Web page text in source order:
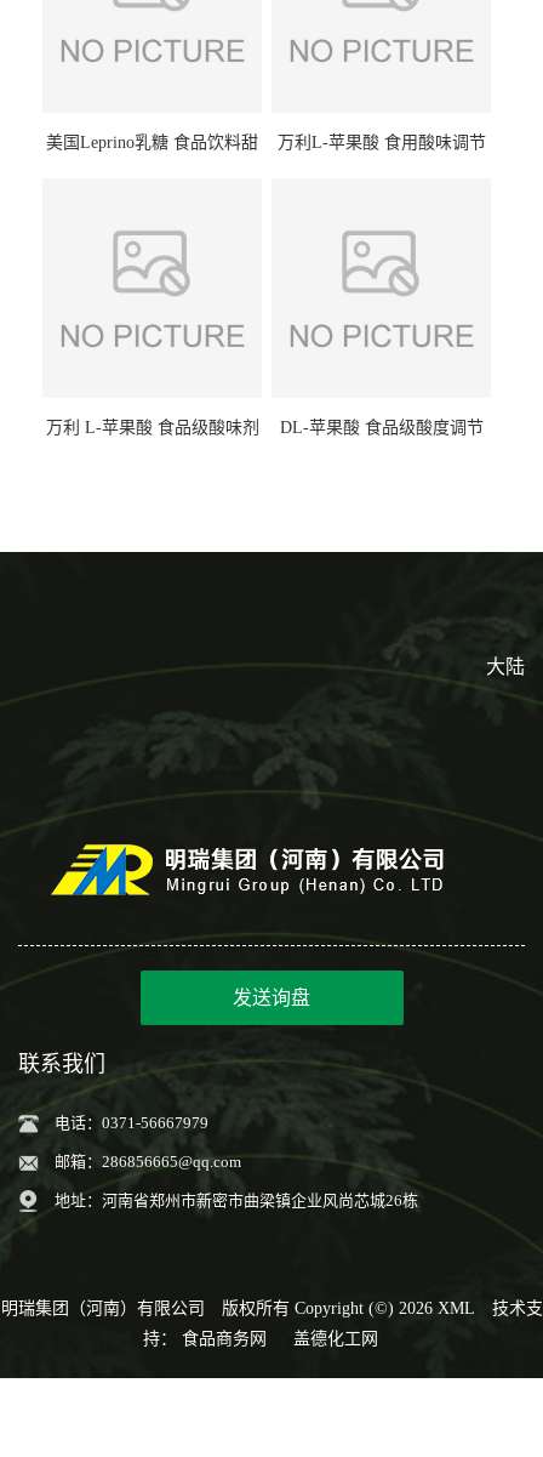
美国Leprino乳糖 食品饮料甜
万利L-苹果酸 食用酸味调节
万利 L-苹果酸 食品级酸味剂
DL-苹果酸 食品级酸度调节
大陆
发送询盘
联系我们
电话：0371-56667979
邮箱： 286856665@qq.com
地址：河南省郑州市新密市曲梁镇企业风尚芯城26栋
明瑞集团（河南）有限公司 版权所有 Copyright (©) 2026 XML
技术支
持： 食品商务网 盖德化工网